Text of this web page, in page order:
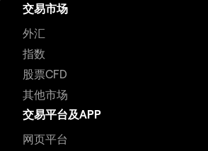
交易市场
外汇
指数
股票CFD
其他市场
交易平台及APP
网页平台